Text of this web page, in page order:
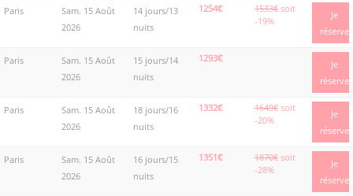
Paris
Sam. 15 Août
2026
14 jours/13
nuits
1254€ 1533€ soit
-19%
Je
réserve
Paris
Sam. 15 Août
2026
15 jours/14
nuits
1293€
Je
réserve
Paris
Sam. 15 Août
2026
18 jours/16
nuits
1332€ 1649€ soit
-20%
Je
réserve
Paris
Sam. 15 Août
2026
16 jours/15
nuits
1351€ 1870€ soit
-28%
Je
réserve